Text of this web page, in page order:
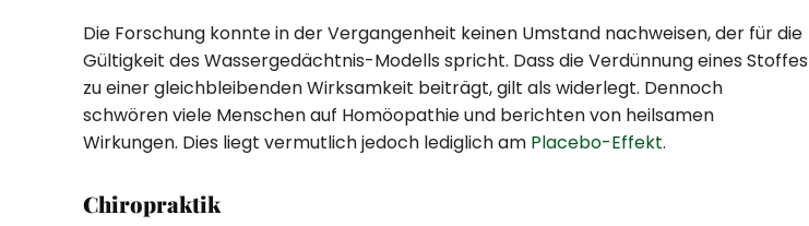
Die Forschung konnte in der Vergangenheit keinen Umstand nachweisen, der für die
Gültigkeit des Wassergedächtnis-Modells spricht. Dass die Verdünnung eines Stoffes
zu einer gleichbleibenden Wirksamkeit beiträgt, gilt als widerlegt. Dennoch
schwören viele Menschen auf Homöopathie und berichten von heilsamen
Wirkungen. Dies liegt vermutlich jedoch lediglich am Placebo-Effekt.
Chiropraktik